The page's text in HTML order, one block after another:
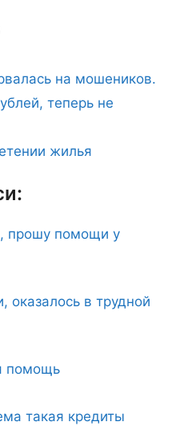
на мошеников.
теперь не
жилья
прошу помощи у
в трудной
помощь
такая кредиты